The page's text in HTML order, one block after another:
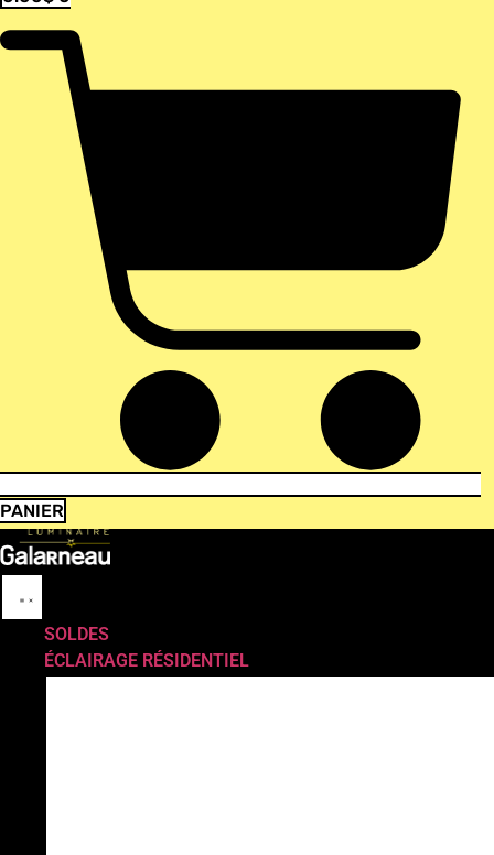
PANIER
SOLDES
ÉCLAIRAGE RÉSIDENTIEL